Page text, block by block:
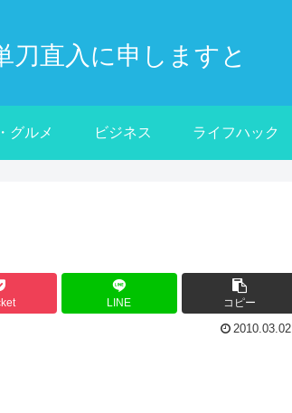
刀直入に申しますと
グルメ ビジネス ライフハック
LINE コピー
2010.03.02